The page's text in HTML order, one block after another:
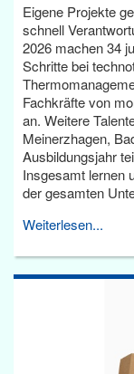
Eigene Projekte
schnell
2026 machen 34
Schritte bei
Fachkräfte von
an. Weitere
Meinerzhagen,
Ausbildungsjahr
Insgesamt lernen
der gesamten
Weiterlesen...